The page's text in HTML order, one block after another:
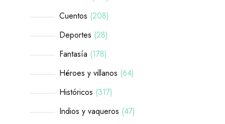
Cuentos 208
Deportes 28
Fantasía 178
Héroes y villanos 64
Históricos 317
Indios y vaqueros 47